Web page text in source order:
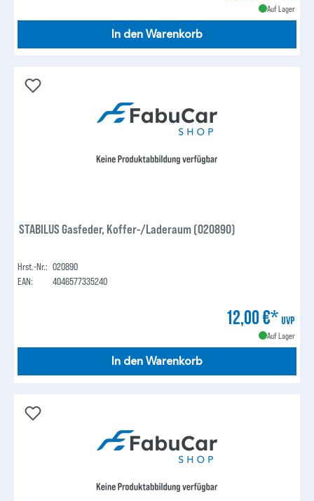
Auf Lager
In den Warenkorb
STABILUS Gasfeder, Koffer-/Laderaum (020890)
Hrst.-Nr.: 020890
EAN:
4046577335240
12,00 €* UVP
Auf Lager
In den Warenkorb